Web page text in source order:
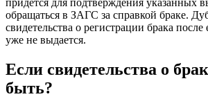
придется для подтверждения указанных
обращаться в ЗАГС за справкой браке.
свидетельства о регистрации брака
уже не выдается.
Если свидетельства о
быть?